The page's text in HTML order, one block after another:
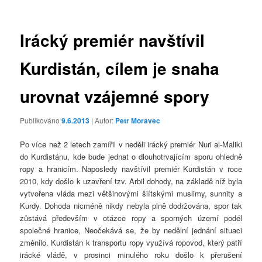
Irácký premiér navštívil
Kurdistán, cílem je snaha
urovnat vzájemné spory
Publikováno9.6.2013 | Autor: Petr Moravec
Po více než 2 letech zamířil v neděli irácký premiér Nuri al-Maliki
do Kurdistánu, kde bude jednat o dlouhotrvajícím sporu ohledně
ropy a hranicím. Naposledy navštívil premiér Kurdistán v roce
2010, kdy došlo k uzavření tzv. Arbil dohody, na základě níž byla
vytvořena vláda mezi většinovými šiítskými muslimy, sunnity a
Kurdy. Dohoda nicméně nikdy nebyla plně dodržována, spor tak
zůstává především v otázce ropy a sporných území podél
společné hranice, Neočekává se, že by nedělní jednání situaci
změnilo. Kurdistán k transportu ropy využívá ropovod, který patří
irácké vládě, v prosinci minulého roku došlo k přerušení